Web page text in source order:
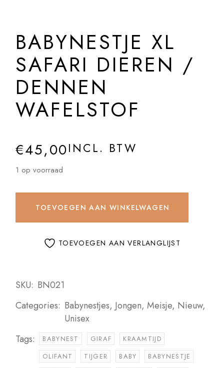
BABYNESTJE XL
SAFARI DIEREN /
DENNEN
WAFELSTOF
€45,00INCL. BTW
1 op voorraad
TOEVOEGEN AAN WINKELWAGEN
TOEVOEGEN AAN VERLANGLIJST
SKU: BN021
Categories: Babynestjes, Jongen,Meisje, Nieuw,
Unisex
Tags:
BABYNEST GIRAF
KRAAMTIJD
OLIFANT
TIJGER BABY
BABYNESTJE